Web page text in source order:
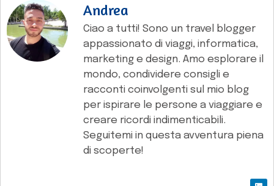
Andrea
Ciao a tutti! Sono un travel blogger
appassionato di viaggi, informatica,
marketing e design. Amo esplorare il
mondo, condividere consigli e
racconti coinvolgenti sul mio blog
per ispirare le persone a viaggiare e
creare ricordi indimenticabili.
Seguitemi in questa avventura piena
di scoperte!